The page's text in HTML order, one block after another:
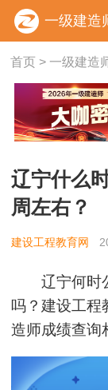
一级建造
首页> 一级建造
辽宁什么
周左右？
建设工程教育网
辽宁何时
吗？建设工程
造师成绩查询